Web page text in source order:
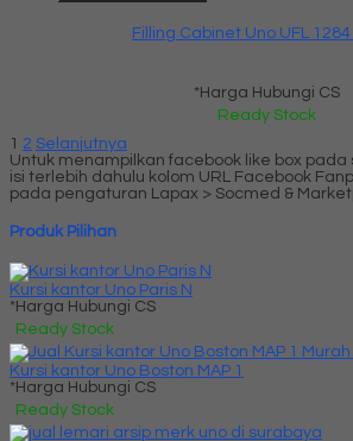
Filling Cabinet Uno UFL 1284
*Harga Hubungi CS
Ready Stock
1 2 Selanjutnya
Untuk menampilkan facebook like box pada
isi terlebih dahulu kolom URL Facebook
pada pengaturan Lapax > Socmed &
Produk Pilihan
Kursi kantor Uno Paris N
*Harga Hubungi CS
Ready Stock
Kursi kantor Uno Boston MAP 1
*Harga Hubungi CS
Ready Stock